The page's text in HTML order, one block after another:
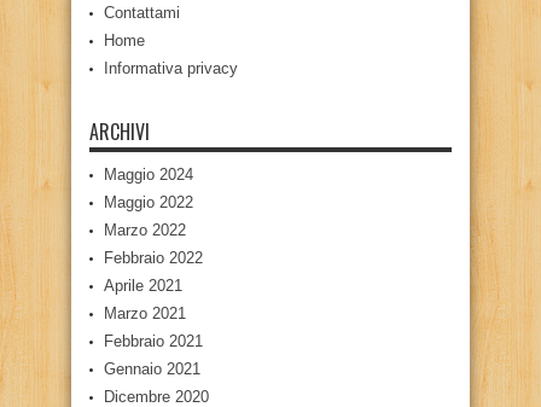
Contattami
Home
Informativa privacy
ARCHIVI
Maggio 2024
Maggio 2022
Marzo 2022
Febbraio 2022
Aprile 2021
Marzo 2021
Febbraio 2021
Gennaio 2021
Dicembre 2020